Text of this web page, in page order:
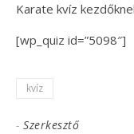
Karate kvíz
[wp_quiz id=”5098″]
kvíz
- Szerkesztő